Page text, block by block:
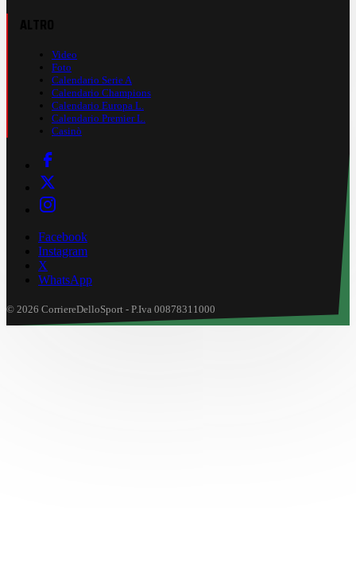
Video
Foto
Calendario Serie A
Calendario Champions
Calendario Europa L.
Calendario Premier L.
Casinò
Facebook
Instagram
X
WhatsApp
© 2026 CorriereDelloSport - P.Iva 00878311000